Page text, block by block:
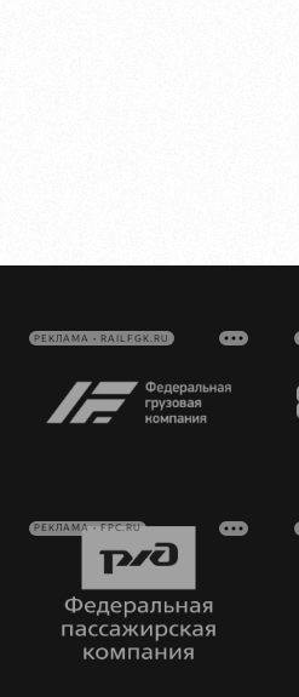
РЕКЛАМА • RAILFGK.RU
РЕКЛАМА • FPC.RU